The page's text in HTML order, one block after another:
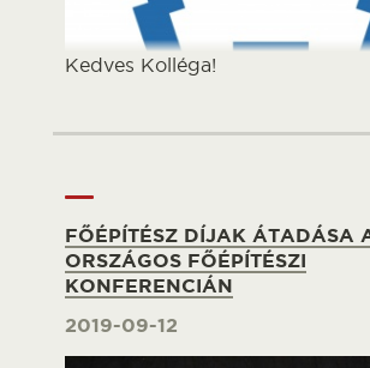
Kedves Kolléga!
FŐÉPÍTÉSZ DÍJAK ÁTADÁSA
ORSZÁGOS FŐÉPÍTÉSZI
KONFERENCIÁN
2019-09-12